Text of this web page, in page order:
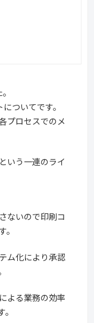
ついてです。
プロセスでのメ
う一連のライ
ないので印刷コ
ム化により承認
よる業務の効率